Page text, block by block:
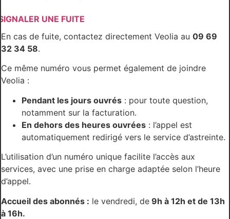
UNE FUITE
En cas de fuite, contactez directement Veolia au 09 69
32 34 58.
Ce même numéro vous permet également de joindre
Veolia :
Pendant les jours ouvrés : pour toute question,
notamment sur la facturation.
En dehors des heures ouvrées : l’appel est
automatiquement redirigé vers le service d’astreinte.
L’utilisation d’un numéro unique facilite l’accès aux
services, avec une prise en charge adaptée selon l’heure
d’appel.
Accueil des abonnés : le vendredi, de 9h à 12h et de 13h
à 16h.